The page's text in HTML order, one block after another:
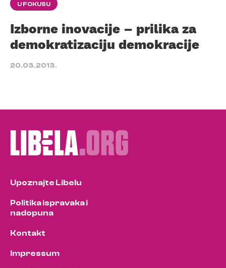
U FOKUSU
Izborne inovacije – prilika za
demokratizaciju demokracije
20.03.2013.
Upoznajte Libelu
Politika ispravaka i
nadopuna
Kontakt
Impressum